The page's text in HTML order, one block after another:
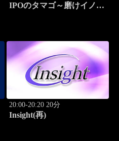
IPOのタマゴ～磨けイノベ
20:00-20:20 20分
Insight(再)